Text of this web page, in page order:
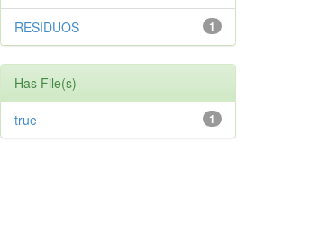
1
RESIDUOS
Has File(s)
1
true